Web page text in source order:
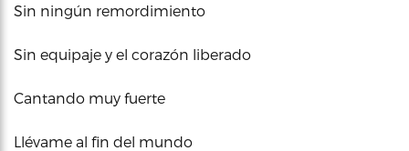
Sin ningún remordimiento
Sin equipaje y el corazón liberado
Cantando muy fuerte
Llévame al fin del mundo